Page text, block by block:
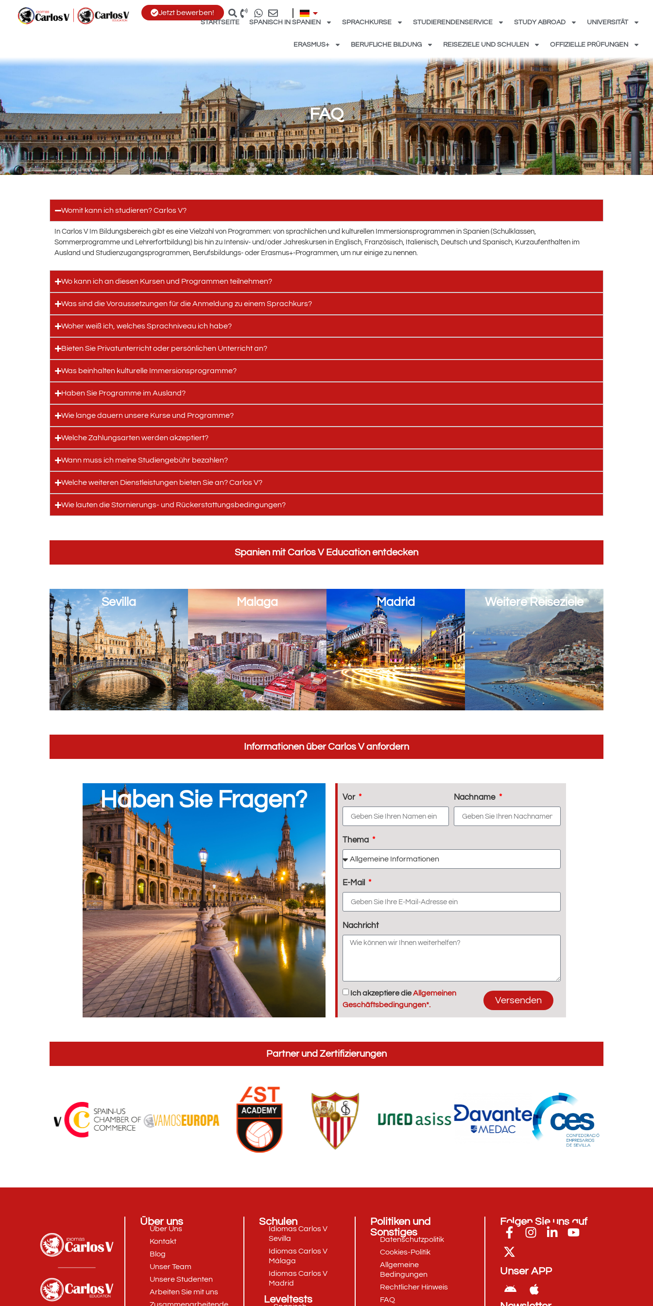
Jetzt bewerben!
STARTSEITE SPANISCH IN SPANIEN SPRACHKURSE STUDIERENDENSERVICE STUDY ABROAD UNIVERSITÄT
ERASMUS+ BERUFLICHE BILDUNG REISEZIELE UND SCHULEN OFFIZIELLE PRÜFUNGEN
FAQ
Womit kann ich studieren? Carlos V?
In Carlos V Im Bildungsbereich gibt es eine Vielzahl von Programmen: von sprachlichen und kulturellen Immersionsprogrammen in Spanien (Schulklassen,
Sommerprogramme und Lehrerfortbildung) bis hin zu Intensiv- und/oder Jahreskursen in Englisch, Französisch, Italienisch, Deutsch und Spanisch, Kurzaufenthalten im
Ausland und Studienzugangsprogrammen, Berufsbildungs- oder Erasmus+-Programmen, um nur einige zu nennen.
Wo kann ich an diesen Kursen und Programmen teilnehmen?
Was sind die Voraussetzungen für die Anmeldung zu einem Sprachkurs?
Woher weiß ich, welches Sprachniveau ich habe?
Bieten Sie Privatunterricht oder persönlichen Unterricht an?
Was beinhalten kulturelle Immersionsprogramme?
Haben Sie Programme im Ausland?
Wie lange dauern unsere Kurse und Programme?
Welche Zahlungsarten werden akzeptiert?
Wann muss ich meine Studiengebühr bezahlen?
Welche weiteren Dienstleistungen bieten Sie an? Carlos V?
Wie lauten die Stornierungs- und Rückerstattungsbedingungen?
Spanien mit Carlos V Education entdecken
Sevilla Malaga Madrid Weitere Reiseziele
Informationen über Carlos V anfordern
Haben Sie Fragen? Vor Nachname
Thema
E-Mail
Nachricht
Ich akzeptiere dieAllgemeinen
Geschäftsbedingungen*.
Versenden
Partner und Zertifizierungen
Über uns
Über Uns
Kontakt
Blog
Unser Team
Unsere Studenten
Arbeiten Sie mit uns
Schulen
Idiomas Carlos V
Sevilla
Idiomas Carlos V
Málaga
Idiomas Carlos V
Madrid
Leveltests
Politiken und
Sonstiges
Datenschutzpolitik
Cookies-Politik
Allgemeine
Bedingungen
Rechtlicher Hinweis
FAQ
Folgen Sie uns auf
Unser APP